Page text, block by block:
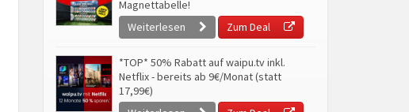
Magnettabelle!
Weiterlesen
Zum Deal
*TOP* 50% Rabatt auf waipu.tv inkl.
Netflix - bereits ab 9€/Monat (statt
17,99€)